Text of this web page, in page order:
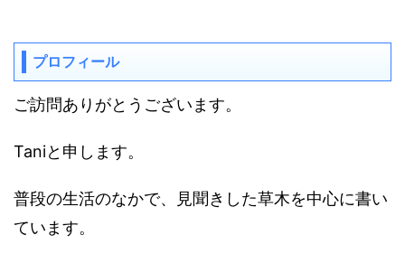
プロフィール
ご訪問ありがとうございます。
Taniと申します。
普段の生活のなかで、見聞きした草木を中心に書い
ています。